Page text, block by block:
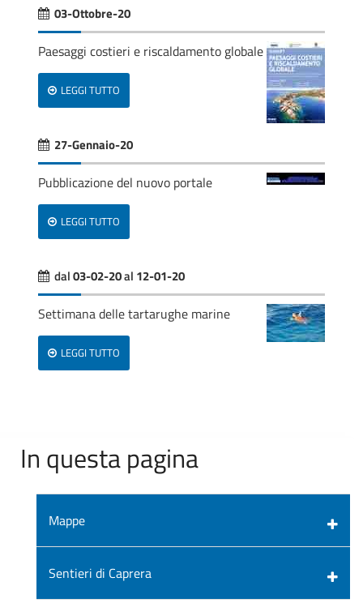
03-Ottobre-20
Paesaggi costieri e riscaldamento globale
LEGGI TUTTO
27-Gennaio-20
Pubblicazione del nuovo portale
LEGGI TUTTO
dal03-02-20al 12-01-20
Settimana delle tartarughe marine
LEGGI TUTTO
In questa pagina
Mappe
Sentieri di Caprera